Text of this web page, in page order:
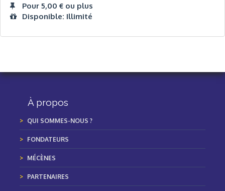
Pour 5,00 € ou plus
Disponible: Illimité
À propos
QUI SOMMES-NOUS ?
FONDATEURS
MÉCÈNES
PARTENAIRES